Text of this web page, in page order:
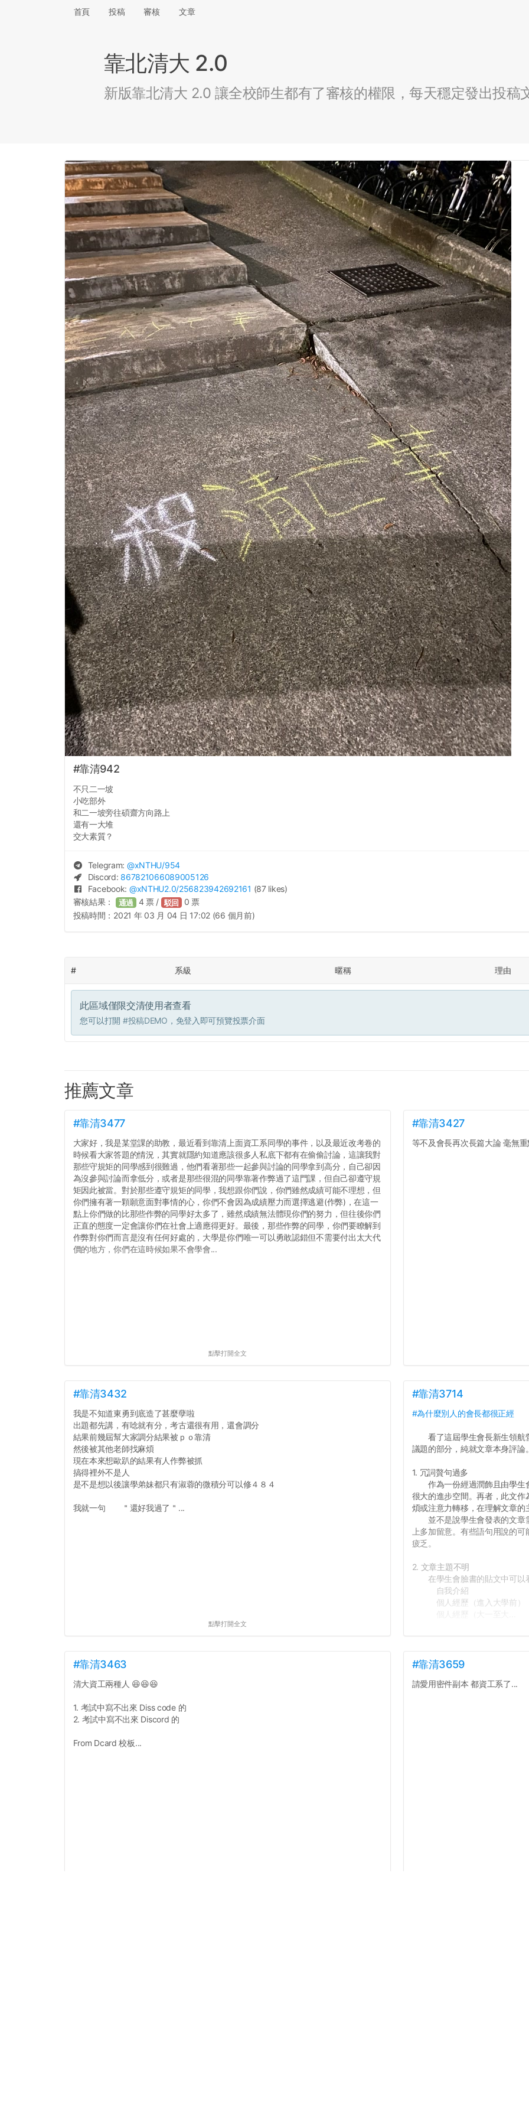
首頁 投稿 審核 文章
靠北清大 2.0
新版靠北清大 2.0 讓全校師生都有了審核的權限，每天穩定發出投稿
#靠清942
不只二一坡
小吃部外
和二一坡旁往碩齋方向路上
還有一大堆
交大素質？
Telegram: @xNTHU/954
Discord: 867821066089005126
Facebook: @xNTHU2.0/256823942692161 (87 likes)
審核結果： 通過 4票 / 駁回 0 票
投稿時間： 2021 年 03 月 04 日 17:02 (66 個月前)
# 系級 暱稱 理由
此區域僅限交清使用者查看
您可以打開 #投稿DEMO ，免登入即可預覽投票介面
推薦文章
#靠清3477
大家好，我是某堂課的助教，最近看到靠清上面資工系同學的事件，以及最近改考卷的
時候看大家答題的情況，其實就隱約知道應該很多人私底下都有在偷偷討論，這讓我對
那些守規矩的同學感到很難過，他們看著那些一起參與討論的同學拿到高分，自己卻因
為沒參與討論而拿低分，或者是那些很混的同學靠著作弊過了這門課，但自己卻遵守規
矩因此被當。對於那些遵守規矩的同學，我想跟你們說，你們雖然成績可能不理想，但
你們擁有著一顆願意面對事情的心，你們不會因為成績壓力而選擇逃避(作弊)，在這一
點上你們做的比那些作弊的同學好太多了，雖然成績無法體現你們的努力，但往後你們
正直的態度一定會讓你們在社會上適應得更好。最後，那些作弊的同學，你們要瞭解到
作弊對你們而言是沒有任何好處的，大學是你們唯一可以勇敢認錯但不需要付出太大代
價的地方，你們在這時候如果不會學會...
點擊打開全文
#靠清3427
等不及會長再次長篇大論 毫無
#靠清3432
我是不知道東勇到底造了甚麼孽啦
出題都先講，有唸就有分，考古還很有用，還會調分
結果前幾屆幫大家調分結果被ｐｏ靠清
然後被其他老師找麻煩
現在本來想歐趴的結果有人作弊被抓
搞得裡外不是人
是不是想以後讓學弟妹都只有淑蓉的微積分可以修４８４
我就一句 ＂還好我過了＂...
點擊打開全文
#靠清3714
#為什麼別人的會長都很正經
看了這屆學生會長新生領航
議題的部分，純就文章本身評論。
1. 冗詞贅句過多
作為一份經過潤飾且由學生
很大的進步空間。再者，此文
煩或注意力轉移，在理解文章的
並不是說學生會發表的文章
上多加留意。有些語句用說的
疲乏。
2. 文章主題不明
在學生會臉書的貼文中可以
自我介紹
個人經歷（進入大學前）
#靠清3463
清大資工兩種人 😆😆😆
1. 考試中寫不出來 Diss code 的
2. 考試中寫不出來 Discord 的
From Dcard 校板...
#靠清3659
請愛用密件副本 都資工系了...